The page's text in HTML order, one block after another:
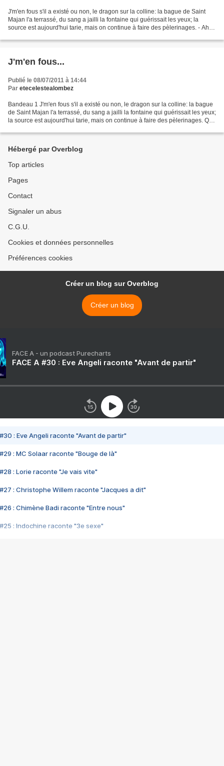
J'm'en fous s'il a existé ou non, le dragon sur la colline: la bague de Saint
Majan l'a terrassé, du sang a jailli la fontaine qui guérissait les yeux; la
source est aujourd'hui tarie, mais on continue à faire des pèlerinages. - Ah!
J'm'en fous...
Publié le 08/07/2011 à 14:44
Par etecelestealombez
Bandeau 1 J'm'en fous s'il a existé ou non, le dragon sur la colline: la bague
de Saint Majan l'a terrassé, du sang a jailli la fontaine qui guérissait les yeux;
la source est aujourd'hui tarie, mais on continue à faire des pèlerinages. Qui
Hébergé par Overblog
Top articles
Pages
Contact
Signaler un abus
C.G.U.
Cookies et données personnelles
Préférences cookies
Créer un blog sur Overblog
Créer un blog
FACE A - un podcast Purecharts
FACE A #30 : Eve Angeli raconte "Avant de partir"
#30 : Eve Angeli raconte "Avant de partir"
#29 : MC Solaar raconte "Bouge de là"
#28 : Lorie raconte "Je vais vite"
#27 : Christophe Willem raconte "Jacques a dit"
#26 : Chimène Badi raconte "Entre nous"
#25 : Indochine raconte "3e sexe"